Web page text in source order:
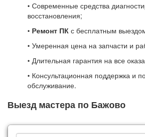
• Современные средства
восстановления;
• Ремонт ПК с бесплатным
• Умеренная цена на запчасти и
• Длительная гарантия на все
• Консультационная поддержка и
обслуживание.
Выезд мастера по Бажово